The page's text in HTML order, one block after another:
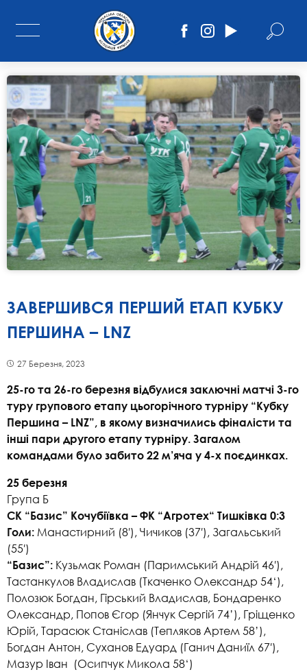
ЗАВЕРШИВСЯ ПЕРШИЙ ЕТАП КУБКУ
ПЕРШИНА – LNZ
27 Березня, 2023
25-го та 26-го березня відбулися заключні матчі 3-го
туру групового етапу цьогорічного турніру “Кубку
Першина – LNZ”, в якому визначились фіналісти та
інші пари другого етапу турніру. Загалом
командами було забито 22 м’яча у 4-х поєдинках.
25 березня
Група Б
СК “Базис” Кочубіївка – ФК “Агротех“ Тишківка 0:3
Голи: Манастирний (8′), Чичиков (37′), Загальський
(55′)
“Базис”: Кузьмак Роман (Паримський Андрій 46′),
Тастанкулов Владислав (Ткаченко Олександр 54‘),
Полозюк Богдан, Гірський Владислав, Бондаренко
Олександр, Попов Єгор (Янчук Сергій 74’), Гріщенко
Юрій, Тарасюк Станіслав (Тепляков Артем 58’),
Богдан Антон, Суханов Едуард (Ганич Даниїл 67′),
Мазур Іван (Осипчук Микола 58‘)